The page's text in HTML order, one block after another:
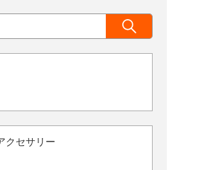
クセサリー